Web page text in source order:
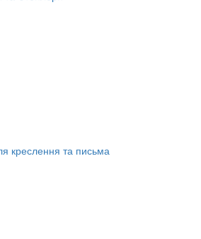
креслення та письма